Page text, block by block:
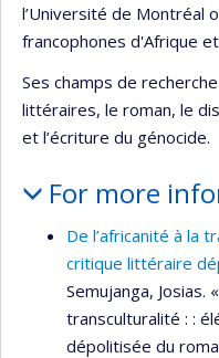
l’Université de Montréal
francophones d'Afrique
Ses champs de
littéraires, le roman, le
et l’écriture du génocide.
For more
De l’africanité à la
critique littéraire
Semujanga, Josias.
transculturalité : :
dépolitisée du